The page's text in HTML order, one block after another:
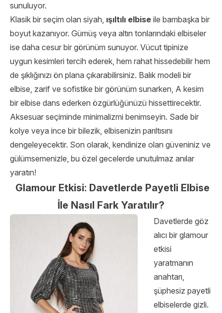
sunuluyor.
Klasik bir seçim olan siyah, ışıltılı elbise ile bambaşka bir
boyut kazanıyor. Gümüş veya altın tonlarındaki elbiseler
ise daha cesur bir görünüm sunuyor. Vücut tipinize
uygun kesimleri tercih ederek, hem rahat hissedebilir hem
de şıklığınızı ön plana çıkarabilirsiniz. Balık modeli bir
elbise, zarif ve sofistike bir görünüm sunarken, A kesim
bir elbise dans ederken özgürlüğünüzü hissettirecektir.
Aksesuar seçiminde minimalizmi benimseyin. Sade bir
kolye veya ince bir bilezik, elbisenizin parıltısını
dengeleyecektir. Son olarak, kendinize olan güveniniz ve
gülümsemenizle, bu özel gecelerde unutulmaz anılar
yaratın!
Glamour Etkisi: Davetlerde Payetli Elbise
İle Nasıl Fark Yaratılır?
Davetlerde göz
alıcı bir glamour
etkisi
yaratmanın
anahtarı,
şüphesiz payetli
elbiselerde gizli.